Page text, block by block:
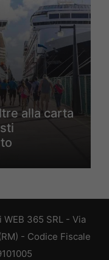
alla carta
365 SRL - Via
- Codice Fiscale